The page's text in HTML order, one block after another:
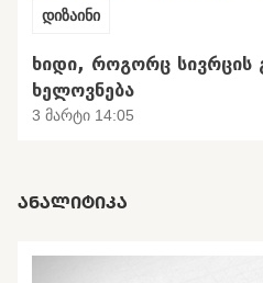
დიზაინი
ᲮᲘᲓᲘ, ᲠᲝᲒᲝᲠᲪ ᲡᲘᲕᲠᲪᲘᲡ
ᲮᲔᲚᲝᲕᲜᲔᲑᲐ
3 მარტი 14:05
ᲐᲜᲐᲚᲘᲢᲘᲙᲐ